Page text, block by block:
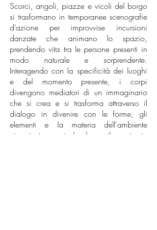
Scorci, angoli, piazze e vicoli del borgo
si trasformano in temporanee scenografie
d’azione per improvvise incursioni
danzate che animano lo spazio,
prendendo vita tra le persone presenti in
modo naturale e sorprendente.
Interagendo con la specificità dei luoghi
e del momento presente, i corpi
divengono mediatori di un immaginario
che si crea e si trasforma attraverso il
dialogo in divenire con le forme, gli
elementi e la materia dell'ambiente
circostante, rivelando il vissuto